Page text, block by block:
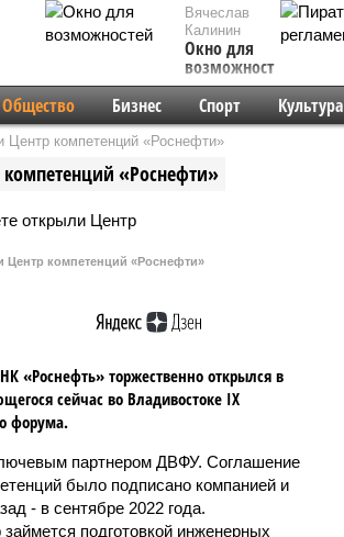
Вячеслав
Калинин
Окно для
возможностей
Общество Бизнес Спорт Культура
Центр компетенций «Роснефти»
«Роснефти»
компетенций «Роснефти»
«Роснефть» торжественно открылся в
сейчас во Владивостоке IX
форума.
партнером ДВФУ. Соглашение
было подписано компанией и
- в сентябре 2022 года.
подготовкой инженерных